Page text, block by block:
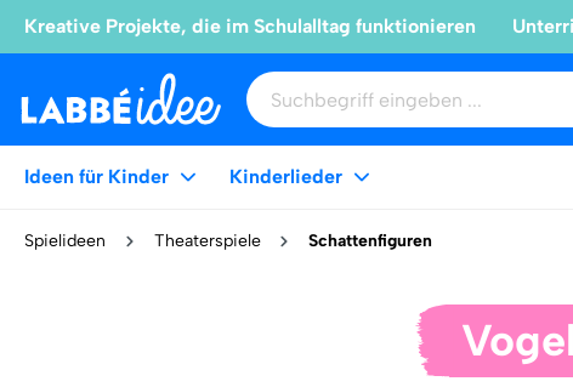
Kreative Projekte, die im Schulalltag funktionieren
Ideen für Kinder Kinderlieder
Spielideen Theaterspiele Schattenfiguren